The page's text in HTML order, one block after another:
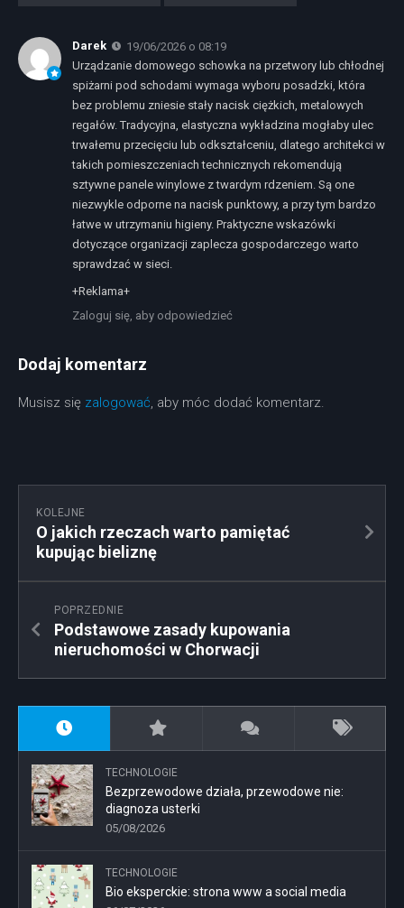
Darek
19/06/2026 o 08:19
Urządzanie domowego schowka na przetwory lub chłodnej
spiżarni pod schodami wymaga wyboru posadzki, która
bez problemu zniesie stały nacisk ciężkich, metalowych
regałów. Tradycyjna, elastyczna wykładzina mogłaby ulec
trwałemu przecięciu lub odkształceniu, dlatego architekci w
takich pomieszczeniach technicznych rekomendują
sztywne panele winylowe z twardym rdzeniem. Są one
niezwykle odporne na nacisk punktowy, a przy tym bardzo
łatwe w utrzymaniu higieny. Praktyczne wskazówki
dotyczące organizacji zaplecza gospodarczego warto
sprawdzać w sieci.
+Reklama+
Zaloguj się, aby odpowiedzieć
Dodaj komentarz
Musisz się zalogować, aby móc dodać komentarz.
KOLEJNE
O jakich rzeczach warto pamiętać
kupując bieliznę
POPRZEDNIE
Podstawowe zasady kupowania
nieruchomości w Chorwacji
TECHNOLOGIE
Bezprzewodowe działa, przewodowe nie:
diagnoza usterki
05/08/2026
TECHNOLOGIE
Bio eksperckie: strona www a social media